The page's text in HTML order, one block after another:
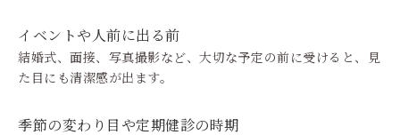
イベントや人前に出る前
結婚式、面接、写真撮影など、大切な予定の前に受けると、見
た目にも清潔感が出ます。
季節の変わり目や定期健診の時期